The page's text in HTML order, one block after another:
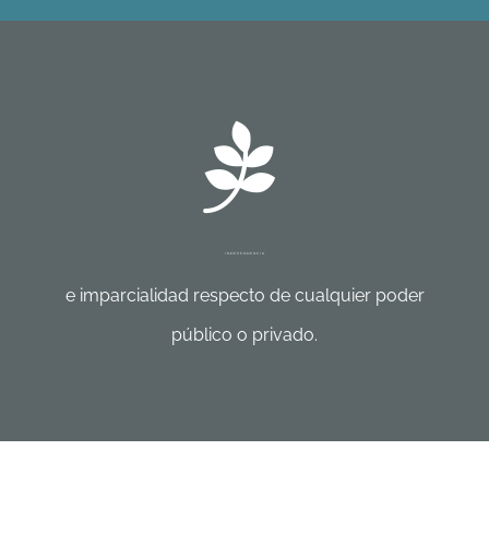
INDEPENDENCIA
e imparcialidad respecto de cualquier poder
público o privado.